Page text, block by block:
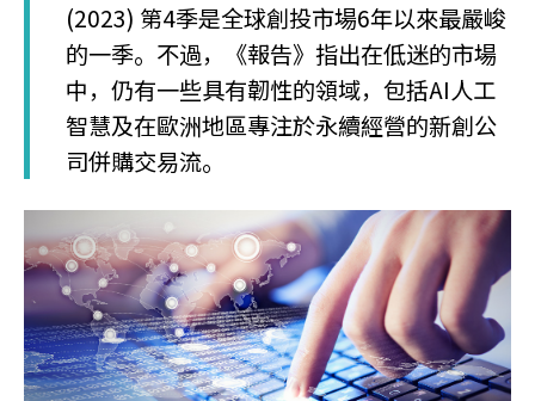
(2023) 第4季是全球創投市場6年以來最嚴峻
的一季。不過，《報告》指出在低迷的市場
中，仍有一些具有韌性的領域，包括AI人工
智慧及在歐洲地區專注於永續經營的新創公
司併購交易流。